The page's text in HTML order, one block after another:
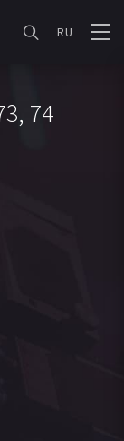
RU
74